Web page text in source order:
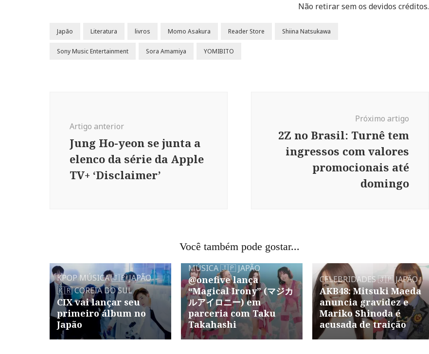
Não retirar sem os devidos créditos.
Japão Literatura livros Momo Asakura Reader Store Shiina Natsukawa
Sony Music Entertainment Sora Amamiya YOMIBITO
Artigo anterior
Jung Ho-yeon se junta a
elenco da série da Apple
TV+ ‘Disclaimer’
Próximo artigo
2Z no Brasil: Turnê tem
ingressos com valores
promocionais até
domingo
Você também pode gostar...
KPOPMÚSICA🇯🇵 JAPÃO
🇰🇷 COREIA DO SUL
CIX vai lançar seu
primeiro álbum no
Japão
MÚSICA🇯🇵 JAPÃO
@onefive lança
“Magical Irony” (マジカ
ルアイロニー) em
parceria com Taku
Takahashi
CELEBRIDADES🇯🇵 JAPÃO
AKB48: Mitsuki Maeda
anuncia gravidez e
Mariko Shinoda é
acusada de traição